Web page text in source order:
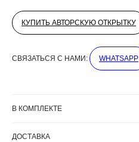
КУПИТЬ АВТОРСКУЮ ОТКРЫТКУ
СВЯЗАТЬСЯ С НАМИ: WHATSAPP
В КОМПЛЕКТЕ
ДОСТАВКА